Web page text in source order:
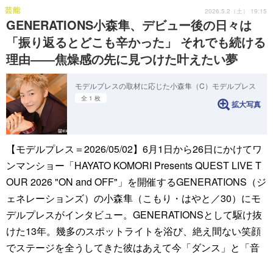
GENERATIONS小森隼、デビュー後の日々は
「振り返るとどこも辛かった」 それでも続ける
理由――焦燥感の先に見つけた叶えたい夢
芸能 2026.5.2（土） 19:15
モデルプレスの取材に応じた小森隼（C）モデルプレス
全 1 枚
拡大写真
【モデルプレス＝2026/05/02】6月1日から26日にかけてワ
ンマンショー「HAYATO KOMORI Presents QUEST LIVE T
OUR 2026 "ON and OFF"」を開催するGENERATIONS（ジ
ェネレーションズ）の小森隼（こもり・はやと／30）にモ
デルプレスがインタビュー。GENERATIONSとして駆け抜
けた13年。幾多のスポットライトを浴び、絶え間ない笑顔
でステージを全うしてきた彼はあえて今「ダンス」と「音